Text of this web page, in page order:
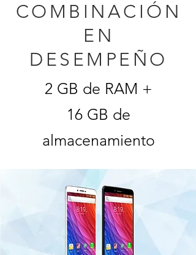
COMBINACIÓN
EN
DESEMPEÑO
2 GB de RAM +
16 GB de
almacenamiento